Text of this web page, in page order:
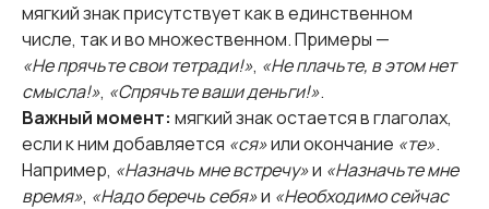
мягкий знак присутствует как в единственном
числе, так и во множественном. Примеры —
«Не прячьте свои тетради!», «Не плачьте, в этом нет
смысла!», «Спрячьте ваши деньги!».
Важный момент: мягкий знак остается в глаголах,
если к ним добавляется «ся»или окончание «те».
Например, «Назначь мне встречу»и «Назначьте мне
время», «Надо беречь себя»и «Необходимо сейчас